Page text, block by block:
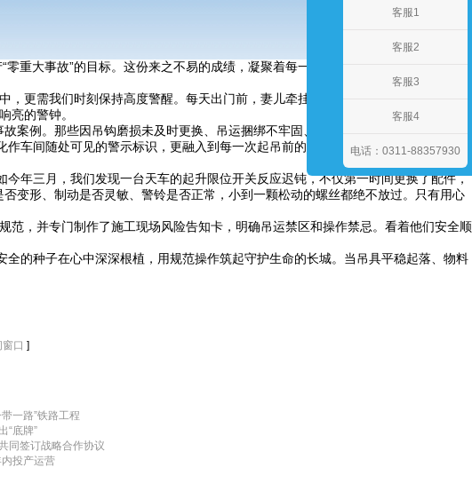
客服1
客服2
客服3
客服4
电话：0311-88357930
重大事故”的目标。这份来之不易的成绩，凝聚着每一位员工对安全规程的严格恪守
更需我们时刻保持高度警醒。每天出门前，妻儿牵挂的目光如同掌心的暖意；操作
亮的警钟。
案例。那些因吊钩磨损未及时更换、吊运捆绑不牢固、作业区域违规站人而导致的
车间随处可见的警示标识，更融入到每一次起吊前的细致检查、每一次运行中的专
年三月，我们发现一台天车的起升限位开关反应迟钝，不仅第一时间更换了配件，
变形、制动是否灵敏、警铃是否正常，小到一颗松动的螺丝都绝不放过。只有用心
，并专门制作了施工现场风险告知卡，明确吊运禁区和操作禁忌。看着他们安全顺
的种子在心中深深根植，用规范操作筑起守护生命的长城。当吊具平稳起落、物料
窗口 ]
一路”铁路工程
“底牌”
同签订战略合作协议
投产运营